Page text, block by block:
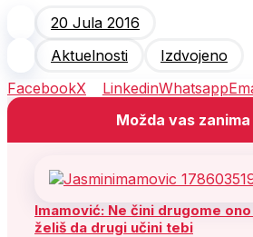
20 Jula 2016
Aktuelnosti
Izdvojeno
FacebookX LinkedinWhatsapp
Možda vas zanima
Imamović: Ne čini drugome
želiš da drugi učini tebi